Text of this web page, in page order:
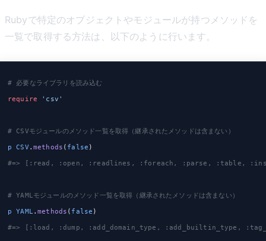
Rubyで特定のオブジェクトやモジュールが持つメソッドを
一覧で取得する方法は、以下のように行います。
# 必要なライブラリを読み込む
require 'csv'
# CSVモジュールのメソッド一覧を取得（継承されたメソッドは含まない）
p CSV. methods ( false )
#=> [:read, :open, :readlines, :foreach, :parse, :table,
# YAMLモジュールのメソッド一覧を取得（継承されたメソッドは含まない）
p YAML.methods ( false )
#=> [:load, :dump, :add_domain_type, :add_builtin_type,